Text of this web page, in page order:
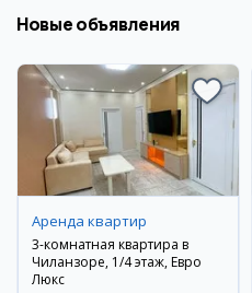
Новые объявления
Аренда квартир
3-комнатная квартира в
Чиланзоре, 1/4 этаж, Евро
Люкс